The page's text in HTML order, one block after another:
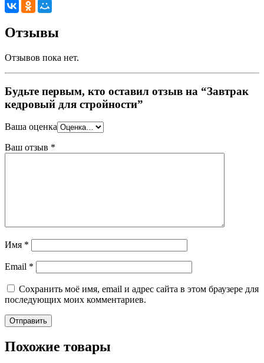
Отзывы
Отзывов пока нет.
Будьте первым, кто оставил отзыв на “Завтрак
кедровый для стройности”
Ваша оценка
Ваш отзыв *
Имя *
Email *
Сохранить моё имя, email и адрес сайта в этом браузере для
последующих моих комментариев.
Похожие товары